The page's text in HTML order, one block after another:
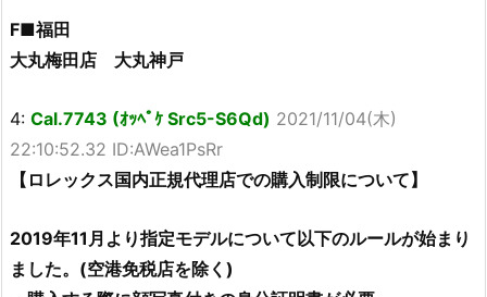
F■福田
大丸梅田店 大丸神戸
4: Cal.7743 (ｵｯﾍﾟｹ Src5-S6Qd) 2021/11/04(木)
22:10:52.32 ID:AWea1PsRr
【ロレックス国内正規代理店での購入制限について】
2019年11月より指定モデルについて以下のルールが始まり
ました。(空港免税店を除く)